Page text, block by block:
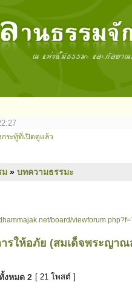
กระทู้ที่เปิดดูแล้ว
ม » บทความธรรมะ
board/
รให้อภัย (สมเด็จพระญาณ
งหมด 2 [ 21 โพสต์ ]